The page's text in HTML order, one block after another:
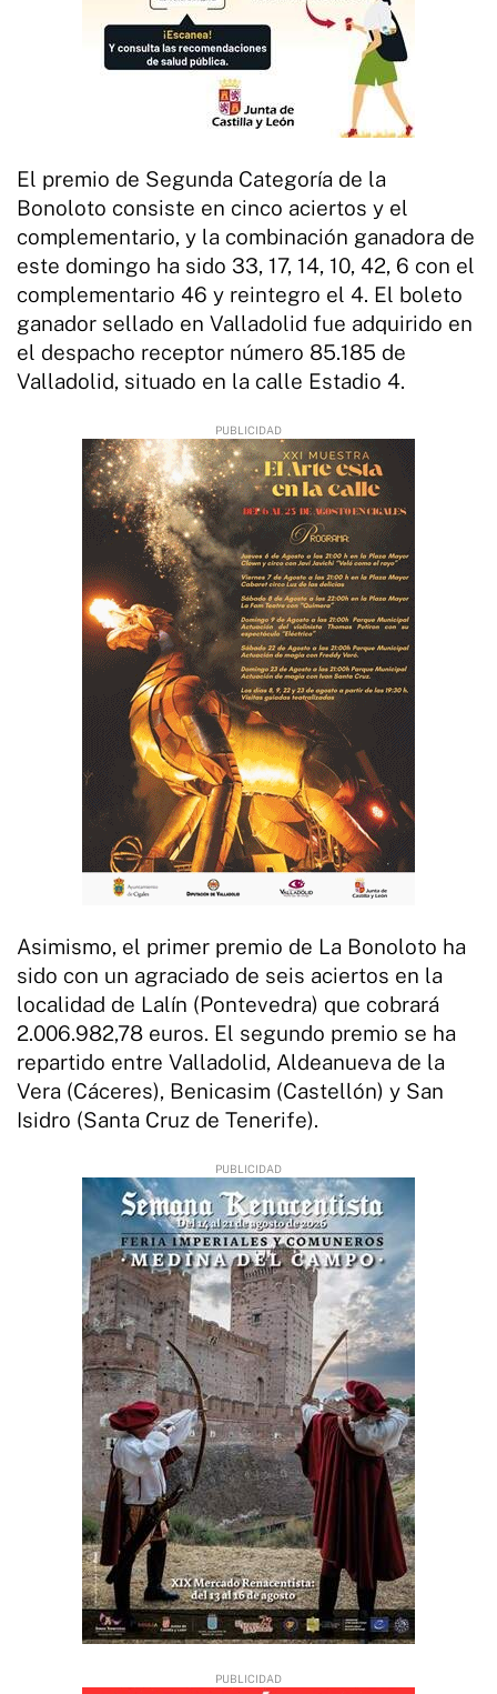
El premio de Segunda Categoría de la
Bonoloto consiste en cinco aciertos y el
complementario, y la combinación ganadora de
este domingo ha sido 33, 17, 14, 10, 42, 6 con el
complementario 46 y reintegro el 4. El boleto
ganador sellado en Valladolid fue adquirido en
el despacho receptor número 85.185 de
Valladolid, situado en la calle Estadio 4.
Asimismo, el primer premio de La Bonoloto ha
sido con un agraciado de seis aciertos en la
localidad de Lalín (Pontevedra) que cobrará
2.006.982,78 euros. El segundo premio se ha
repartido entre Valladolid, Aldeanueva de la
Vera (Cáceres), Benicasim (Castellón) y San
Isidro (Santa Cruz de Tenerife).